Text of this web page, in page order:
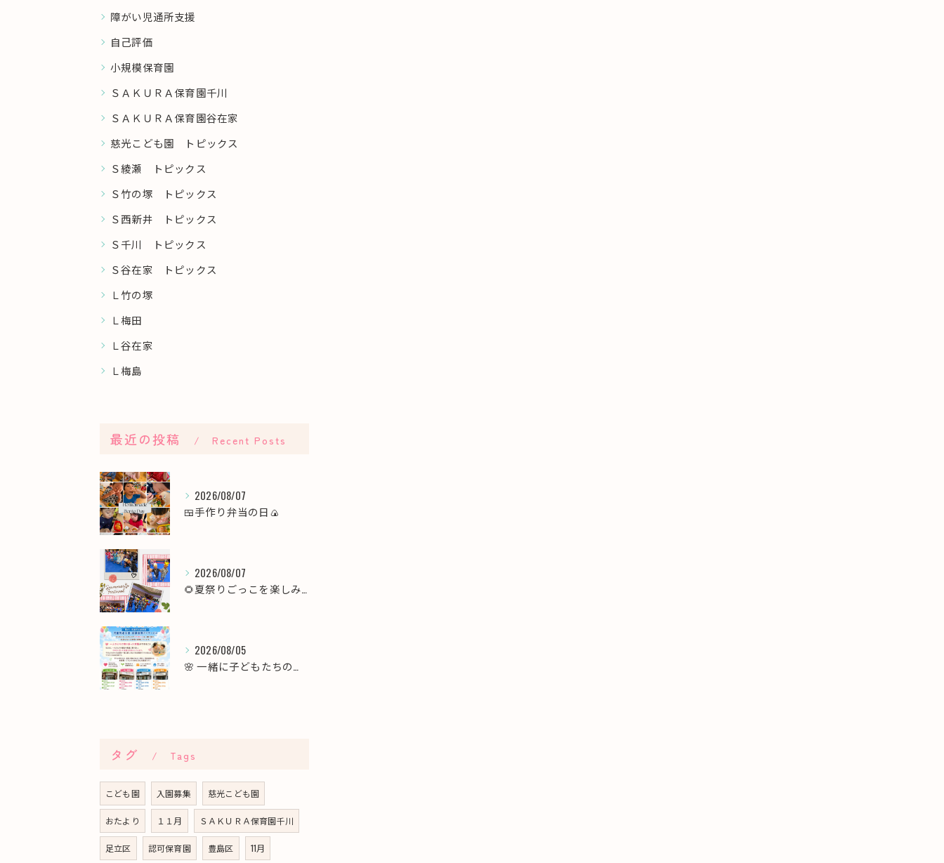
障がい児通所支援
自己評価
小規模保育園
ＳＡＫＵＲＡ保育園千川
ＳＡＫＵＲＡ保育園谷在家
慈光こども園 トピックス
Ｓ綾瀬 トピックス
Ｓ竹の塚 トピックス
Ｓ西新井 トピックス
Ｓ千川 トピックス
Ｓ谷在家 トピックス
Ｌ竹の塚
Ｌ梅田
Ｌ谷在家
Ｌ梅島
最近の投稿 Recent Posts
2026/08/07
🍱手作り弁当の日🍙
2026/08/07
🌻夏祭りごっこを楽しみました！🎆
2026/08/05
🌸 一緒に子どもたちの未来を育てませんか？職員募集 🌸
タグ Tags
こども園 入園募集 慈光こども園
おたより １１月 ＳＡＫＵＲＡ保育園千川
足立区 認可保育園 豊島区 11月